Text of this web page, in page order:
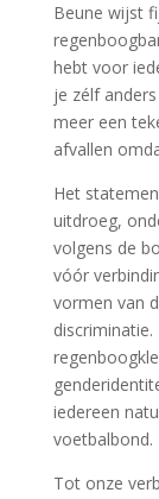
Beune wijst
hebt voor
je zélf
meer een
afvallen
Het
uitdroeg,
volgens de
vóór
vormen van
iedereen
voetbalbond.
Tot onze